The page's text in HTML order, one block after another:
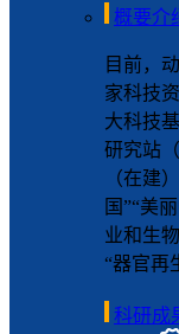
概要介
目前，
家科技
大科技
研究站
（在建
国”“美
业和生
“器官再
科研成